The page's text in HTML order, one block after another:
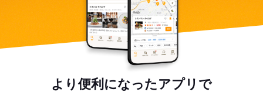
より便利になったアプリで